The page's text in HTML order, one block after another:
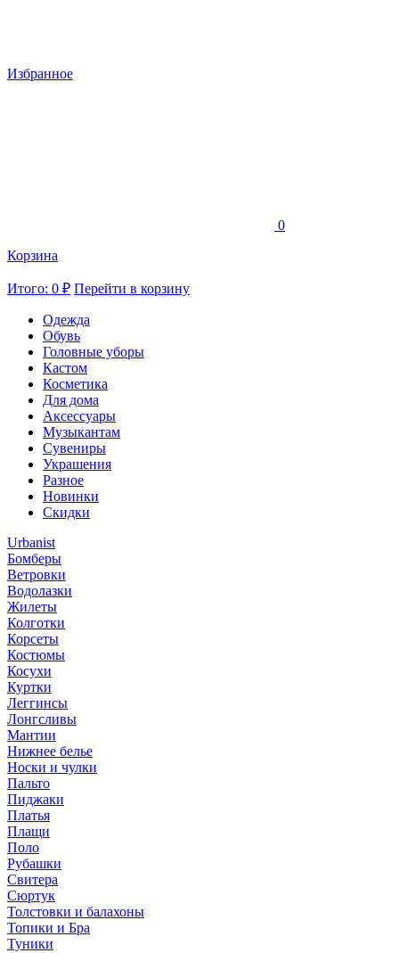
Избранное
0
Корзина
Итого: 0 ₽ Перейти в корзину
Одежда
Обувь
Головные уборы
Кастом
Косметика
Для дома
Аксессуары
Музыкантам
Сувениры
Украшения
Разное
Новинки
Скидки
Urbanist
Бомберы
Ветровки
Водолазки
Жилеты
Колготки
Корсеты
Костюмы
Косухи
Куртки
Леггинсы
Лонгсливы
Мантии
Нижнее белье
Носки и чулки
Пальто
Пиджаки
Платья
Плащи
Поло
Рубашки
Свитера
Сюртук
Толстовки и балахоны
Топики и Бра
Туники